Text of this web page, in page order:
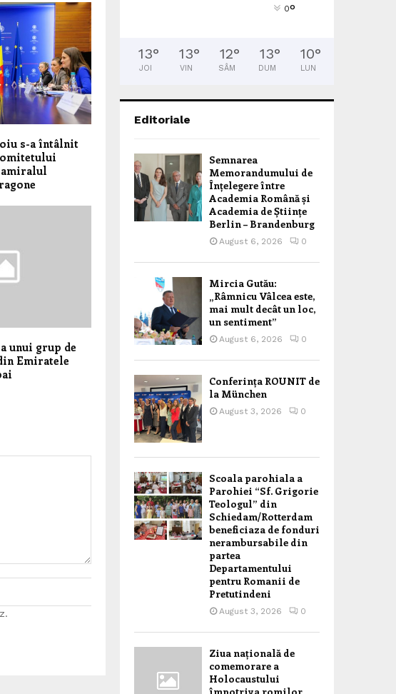
s-a întâlnit
unui grup de
Emiratele
0°
13°
JOI
13°
VIN
12°
SÂM
13°
DUM
10°
LUN
Editoriale
Semnarea
Memorandumului de
Înțelegere între
Academia Română și
Academia de Științe
Berlin – Brandenburg
August 6, 2026 0
Mircia Gutău:
„Râmnicu Vâlcea este,
mai mult decât un loc,
un sentiment”
August 6, 2026 0
Conferința ROUNIT de
la München
August 3, 2026 0
Scoala parohiala a
Parohiei “Sf. Grigorie
Teologul” din
Schiedam/Rotterdam
beneficiaza de fonduri
nerambursabile din
partea
Departamentului
pentru Romanii de
Pretutindeni
August 3, 2026 0
Ziua națională de
comemorare a
Holocaustului